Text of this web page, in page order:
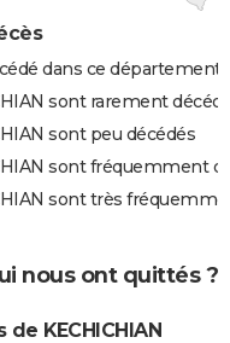
dans ce département
sont rarement
sont peu décédés
sont fréquemment
sont très
nous ont quittés ?
KECHICHIAN